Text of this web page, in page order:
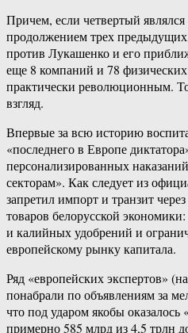
Причем, если четвертый
продолжением трех
против Лукашенко и его
еще 8 компаний и 78
практически революционным.
взгляд.
Впервые за всю историю
«последнего в Европе
персонализированных
секторам». Как следует из
запретил импорт и транзит
товаров белорусской
и калийных удобрений и
европейскому рынку капитала.
Ряд «европейских экспертов»
понабрали по объявлениям за
что под ударом якобы
примерно 585 млрд из 4,5 трлн